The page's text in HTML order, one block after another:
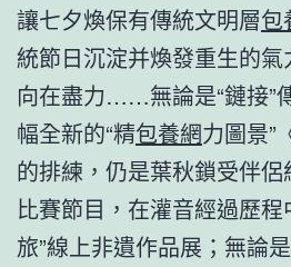
讓七夕煥保有傳統文明層包
統節日沉淀并煥發重生的氣
向在盡力……無論是“鏈接”
幅全新的“精包養網力圖景”
的排練，仍是葉秋鎖受伴
比賽節目，在灌音經過歷
旅”線上非遺作品展；無論